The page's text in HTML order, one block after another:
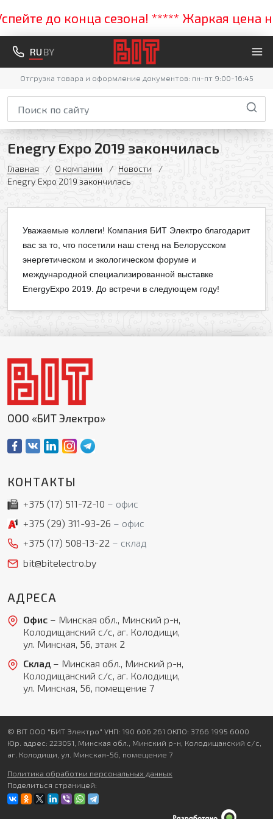
до конца сезона! ***** Жаркая цена
RU BY
Отгрузка товара и оформление документов: пн-пт 9:00-16:45
Enegry Expo 2019 закончилась
Главная О компании
Новости
Enegry Expo 2019 закончилась
Уважаемые коллеги! Компания БИТ Электро благодарит
вас за то, что посетили наш стенд на Белорусском
энергетическом и экологическом форуме и
международной специализированной выставке
EnergyExpo 2019. До встречи в следующем году!
ООО «БИТ Электро»
КОНТАКТЫ
+375 (17) 511-72-10
офис
+375 (29) 311-93-26
офис
+375 (17) 508-13-22
склад
bit@bitelectro.by
АДРЕСА
Офис– Минская обл., Минский р-н,
Колодищанский с/с, аг. Колодищи,
ул. Минская, 56, этаж 2
Склад– Минская обл., Минский р-н,
Колодищанский с/с, аг. Колодищи,
ул. Минская, 56, помещение 7
© BIT ООО "БИТ Электро" УНП: 190 606 261 ОКПО: 3766 1995 6000
Юр. адрес: 223051, Минская обл., Минский р-н, Колодищанский с/с,
аг. Колодищи, ул. Минская-56, помещение 7
Политика обработки персональных данных
Поделиться страницей:
Заказать обратный звонок
Комментарий
Я даю свое согласие на обработку моих
персональных данных в соответствии с
Политикой обработки персональных данных
Ваше имя
Ваш телефон
Прикрепить файл
Добавить файл
Комментарий к заказу
Я даю свое согласие на обработку моих
Политикой обработки персональных данных
* — поля, обязательные для заполнения
Отправить